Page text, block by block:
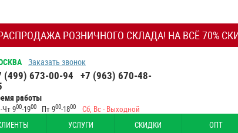
РОЗНИЧНОГО СКЛАДА! НА ВСЁ 70%
Заказать звонок
(499) 673-00-94 +7 (963) 670-48-
работы
Чт 900-1900 Пт 900-1800 Сб, Вс - Выходной
УСЛУГИ СКИДКИ ОПТ